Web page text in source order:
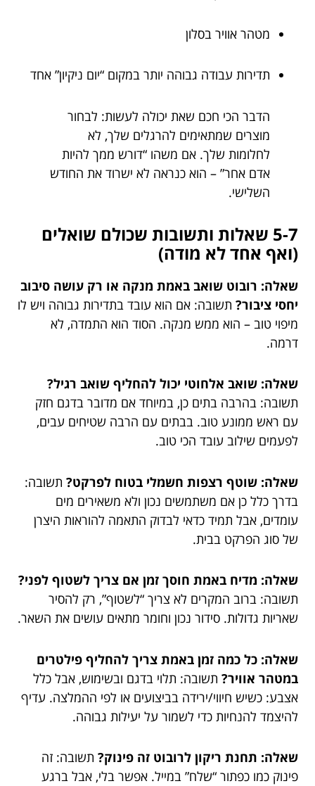
מטהר אוויר בסלון
תדירות עבודה גבוהה יותר במקום “יום ניקיון” אחד
הדבר הכי חכם שאת יכולה לעשות: לבחור
מוצרים שמתאימים להרגלים שלך, לא
לחלומות שלך. אם משהו “דורש ממך להיות
אדם אחר” – הוא כנראה לא ישרוד את החודש
השלישי.
5-7 שאלות ותשובות שכולם שואלים
(ואף אחד לא מודה)
שאלה: רובוט שואב באמת מנקה או רק עושה סיבוב
יחסי ציבור? תשובה: אם הוא עובד בתדירות גבוהה ויש לו
מיפוי טוב – הוא ממש מנקה. הסוד הוא התמדה, לא
דרמה.
שאלה: שואב אלחוטי יכול להחליף שואב רגיל?
תשובה: בהרבה בתים כן, במיוחד אם מדובר בדגם חזק
עם ראש ממונע טוב. בבתים עם הרבה שטיחים עבים,
לפעמים שילוב עובד הכי טוב.
שאלה: שוטף רצפות חשמלי בטוח לפרקט? תשובה:
בדרך כלל כן אם משתמשים נכון ולא משאירים מים
עומדים, אבל תמיד כדאי לבדוק התאמה להוראות היצרן
של סוג הפרקט בבית.
שאלה: מדיח באמת חוסך זמן אם צריך לשטוף לפני?
תשובה: ברוב המקרים לא צריך “לשטוף”, רק להסיר
שאריות גדולות. סידור נכון וחומר מתאים עושים את השאר.
שאלה: כל כמה זמן באמת צריך להחליף פילטרים
במטהר אוויר? תשובה: תלוי בדגם ובשימוש, אבל כלל
אצבע: כשיש חיווי/ירידה בביצועים או לפי ההמלצה. עדיף
להיצמד להנחיות כדי לשמור על יעילות גבוהה.
שאלה: תחנת ריקון לרובוט זה פינוק? תשובה: זה
פינוק כמו כפתור “שלח” במייל. אפשר בלי, אבל ברגע